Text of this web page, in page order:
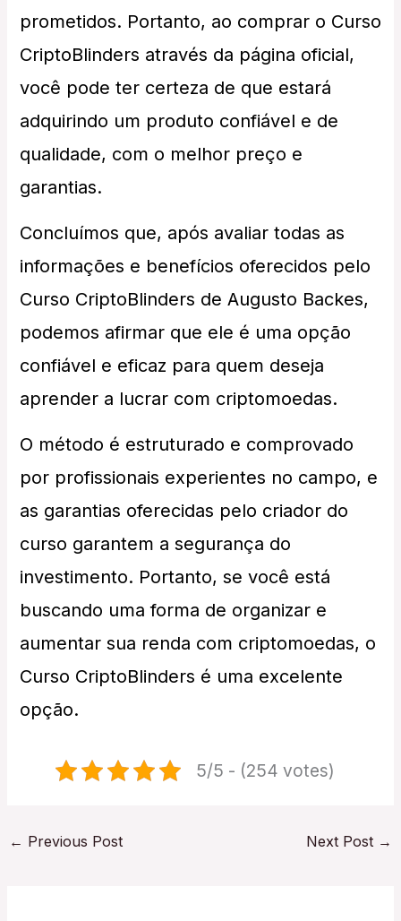
prometidos. Portanto, ao comprar o Curso
CriptoBlinders através da página oficial,
você pode ter certeza de que estará
adquirindo um produto confiável e de
qualidade, com o melhor preço e
garantias.
Concluímos que, após avaliar todas as
informações e benefícios oferecidos pelo
Curso CriptoBlinders de Augusto Backes,
podemos afirmar que ele é uma opção
confiável e eficaz para quem deseja
aprender a lucrar com criptomoedas.
O método é estruturado e comprovado
por profissionais experientes no campo, e
as garantias oferecidas pelo criador do
curso garantem a segurança do
investimento. Portanto, se você está
buscando uma forma de organizar e
aumentar sua renda com criptomoedas, o
Curso CriptoBlinders é uma excelente
opção.
5/5 - (254 votes)
← Previous Post Next Post →